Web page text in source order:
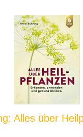
Alles über